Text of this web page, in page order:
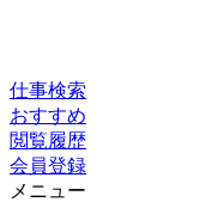
仕事検索
おすすめ
閲覧履歴
会員登録
メニュー